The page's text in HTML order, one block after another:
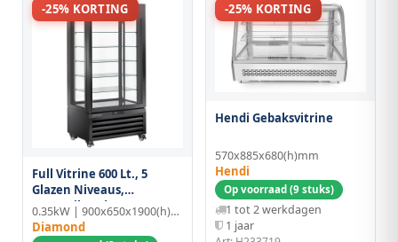
-25% KORTING
Full Vitrine 600 Lt., 5
Glazen Niveaus,
Geventileerd - Pastry -
Zwart
0.35kW | 900x650x1900(h)mm
Diamond
-25% KORTING
Hendi Gebaksvitrine
570x885x680(h)mm
Hendi
Op voorraad (9 stuks)
1 tot 2 werkdagen
1 jaar